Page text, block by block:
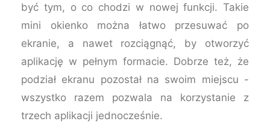
być tym, o co chodzi w nowej funkcji. Takie
mini okienko można łatwo przesuwać po
ekranie, a nawet rozciągnąć, by otworzyć
aplikację w pełnym formacie. Dobrze też, że
podział ekranu pozostał na swoim miejscu -
wszystko razem pozwala na korzystanie z
trzech aplikacji jednocześnie.